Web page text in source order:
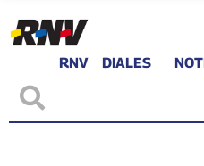
RNV DIALES